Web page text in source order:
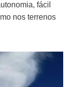
fácil
nos terrenos